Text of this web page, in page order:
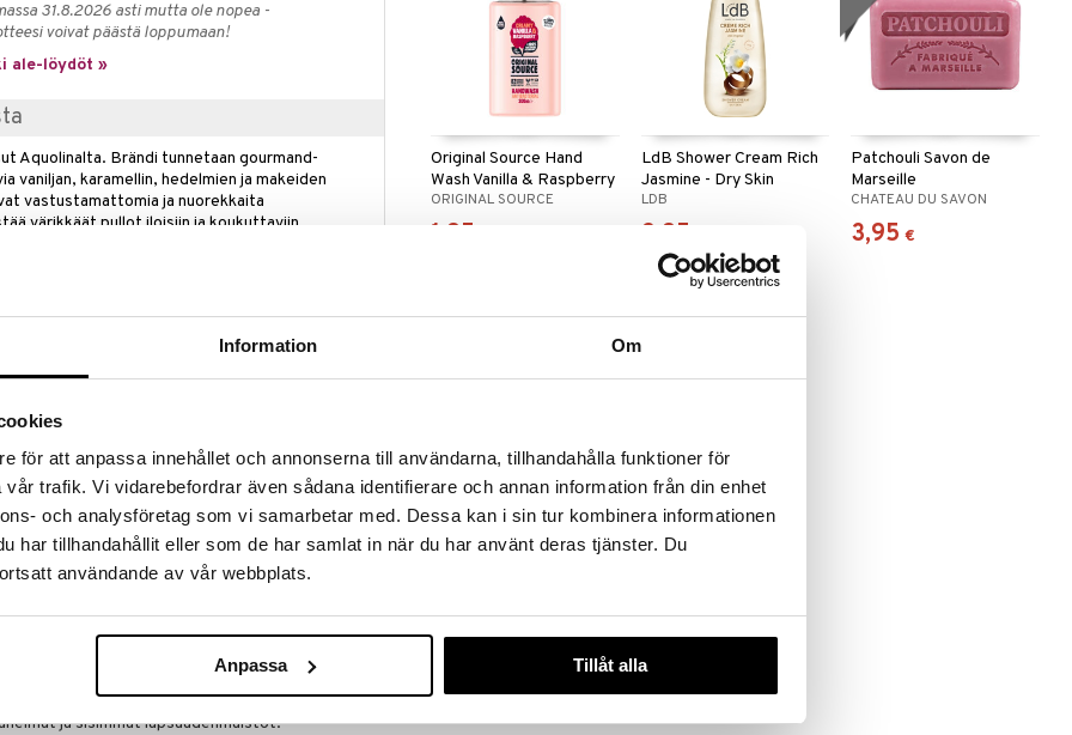
Information Om
för att anpassa innehållet och annonserna till användarna, tillhandahålla funktioner för
trafik. Vi vidarebefordrar även sådana identifierare och annan information från din enhet
och analysföretag som vi samarbetar med. Dessa kan i sin tur kombinera informationen
har tillhandahållit eller som de har samlat in när du har använt deras tjänster. Du
användande av vår webbplats.
Anpassa Tillåt alla
31.8.2026 asti mutta ole nopea -
voivat päästä loppumaan!
ale-löydöt »
Aquolinalta. Brändi tunnetaan gourmand-
vaniljan, karamellin, hedelmien ja makeiden
vastustamattomia ja nuorekkaita
värikkäät pullot iloisiin ja koukuttaviin
tilaisuus tehdä löytöjä, kun
varastoa riittää!
Pink Sugar.
makealle ja ilolle. Tuoksusta tuli heti
trendin tuoksuteollisuudessa. Pink Sugar on
ja vaaleanpunaista, kaiken ikäisinä. Tuoksu,
ja sisimmät lapsuudenmuistot.
Original Source Hand
Wash Vanilla & Raspberry
ORIGINAL SOURCE
1,95
LdB Shower Cream Rich
Jasmine - Dry Skin
LDB
2,95
Patchouli Savon de
Marseille
CHATEAU DU SAVON
3,95 €
LdB Creme Rich Jasmine
Hand Soap
LDB